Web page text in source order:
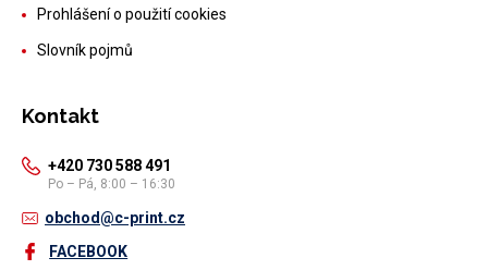
Prohlášení o použití cookies
Slovník pojmů
Kontakt
+420 730 588 491
Po – Pá, 8:00 – 16:30
obchod@c-print.cz
FACEBOOK